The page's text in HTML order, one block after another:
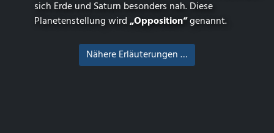
sich Erde und Saturn besonders nah. Diese
Planetenstellung wird„Opposition“genannt.
Nähere Erläuterungen …